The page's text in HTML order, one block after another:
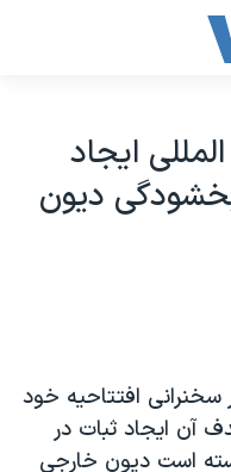
ايجاد
ديون
افتتاحيه خود
آن ايجاد ثبات در
است ديون خارجی